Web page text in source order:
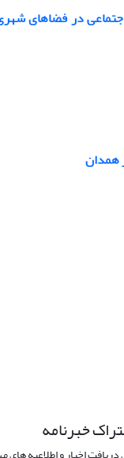
در فضاهای
همدان
خبرنامه